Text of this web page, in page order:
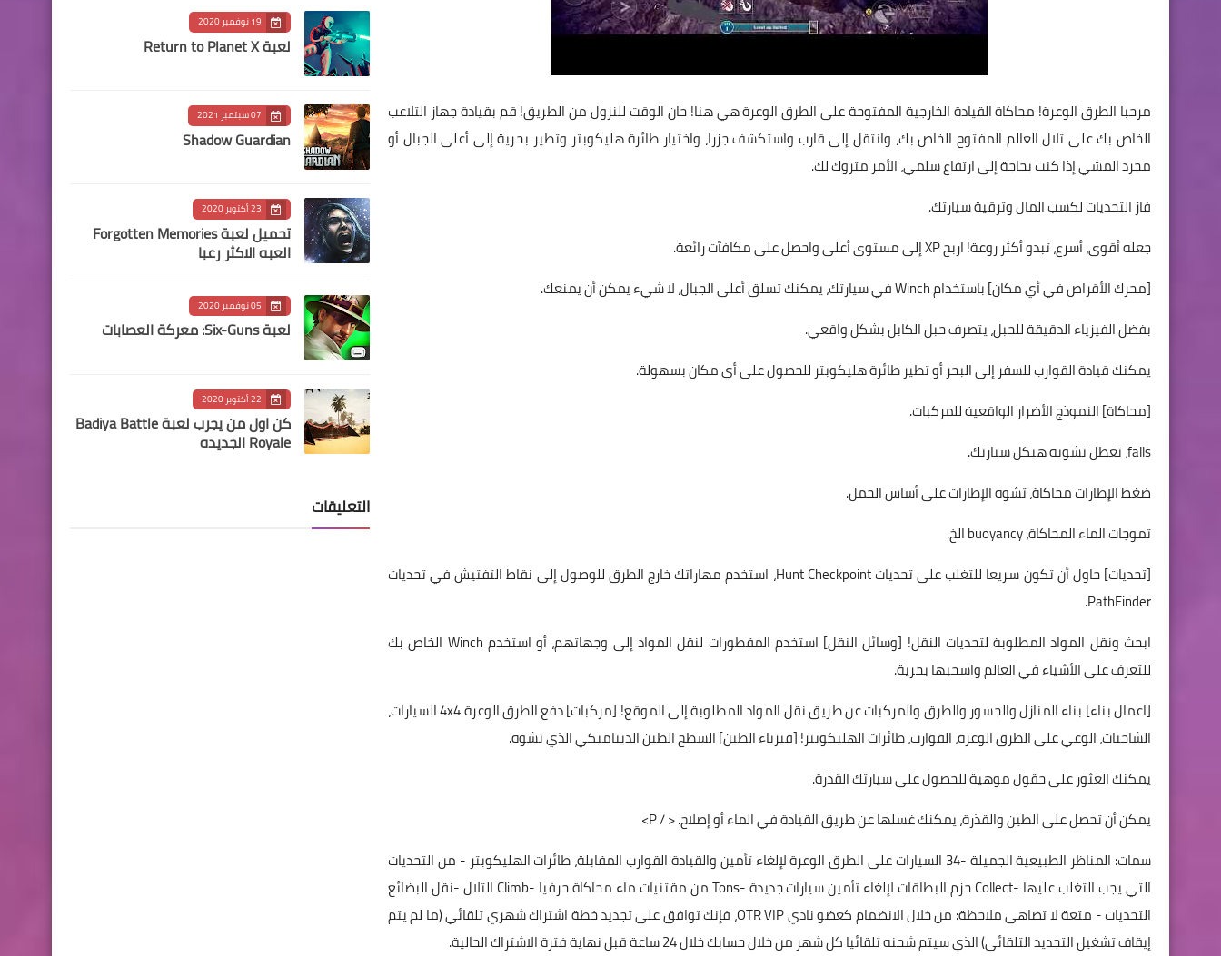
مرحبا الطرق الوعرة! محاكاة القيادة الخارجية المفتوحة على الطرق الوعرة هي هنا! حان الوقت للنزول من الطريق! قم بقيادة جهاز التلاعب
الخاص بك على تلال العالم المفتوح الخاص بك، وانتقل إلى قارب واستكشف جزرا، واختيار طائرة هليكوبتر وتطير بحرية إلى أعلى الجبال أو
مجرد المشي إذا كنت بحاجة إلى ارتفاع سلمي، الأمر متروك لك.
فاز التحديات لكسب المال وترقية سيارتك.
جعله أقوى، أسرع، تبدو أكثر روعة! اربح XP إلى مستوى أعلى واحصل على مكافآت رائعة.
[محرك الأقراص في أي مكان] باستخدام Winch في سيارتك، يمكنك تسلق أعلى الجبال، لا شيء يمكن أن يمنعك.
بفضل الفيزياء الدقيقة للحبل، يتصرف حبل الكابل بشكل واقعي.
يمكنك قيادة القوارب للسفر إلى البحر أو تطير طائرة هليكوبتر للحصول على أي مكان بسهولة.
[محاكاة] النموذج الأضرار الواقعية للمركبات.
falls، تعطل تشويه هيكل سيارتك.
ضغط الإطارات محاكاة، تشوه الإطارات على أساس الحمل.
تموجات الماء المحاكاة، buoyancy الخ.
[تحديات] حاول أن تكون سريعا للتغلب على تحديات Hunt Checkpoint، استخدم مهاراتك خارج الطرق للوصول إلى نقاط التفتيش في تحديات
PathFinder.
ابحث ونقل المواد المطلوبة لتحديات النقل! [وسائل النقل] استخدم المقطورات لنقل المواد إلى وجهاتهم، أو استخدم Winch الخاص بك
للتعرف على الأشياء في العالم واسحبها بحرية.
[اعمال بناء] بناء المنازل والجسور والطرق والمركبات عن طريق نقل المواد المطلوبة إلى الموقع! [مركبات] دفع الطرق الوعرة 4x4 السيارات،
الشاحنات، الوعي على الطرق الوعرة، القوارب، طائرات الهليكوبتر! [فيزياء الطين] السطح الطين الديناميكي الذي تشوه.
يمكنك العثور على حقول موهية للحصول على سيارتك القذرة.
يمكن أن تحصل على الطين والقذرة، يمكنك غسلها عن طريق القيادة في الماء أو إصلاح. < / P>
سمات: المناظر الطبيعية الجميلة -34 السيارات على الطرق الوعرة لإلغاء تأمين والقيادة القوارب المقابلة، طائرات الهليكوبتر - من التحديات
التي يجب التغلب عليها -Collect حزم البطاقات لإلغاء تأمين سيارات جديدة -Tons من مقتنيات ماء محاكاة حرفيا -Climb التلال -نقل البضائع
التحديات - متعة لا تضاهى ملاحظة: من خلال الانضمام كعضو نادي OTR VIP، فإنك توافق على تجديد خطة اشتراك شهري تلقائي (ما لم يتم
إيقاف تشغيل التجديد التلقائي) الذي سيتم شحنه تلقائيا كل شهر من خلال حسابك خلال 24 ساعة قبل نهاية فترة الاشتراك الحالية.
19 نوفمبر 2020
لعبة Return to Planet X
07 سبتمبر 2021
Shadow Guardian
23 أكتوبر 2020
العبه الاكثر رعبا
05 نوفمبر 2020
لعبة Six-Guns: معركة العصابات
22 أكتوبر 2020
كن اول من يجرب لعبة Badiya Battle
Royale الجديده
التعليقات